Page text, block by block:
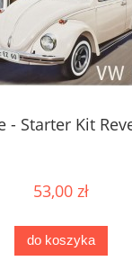
- Starter Kit
53,00 zł
do koszyka